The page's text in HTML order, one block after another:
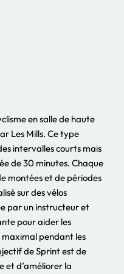
en salle de haute
Les Mills. Ce type
intervalles courts mais
de 30 minutes. Chaque
montées et de périodes
sur des vélos
par un instructeur et
pour aider les
pendant les
de Sprint est de
et d’améliorer la